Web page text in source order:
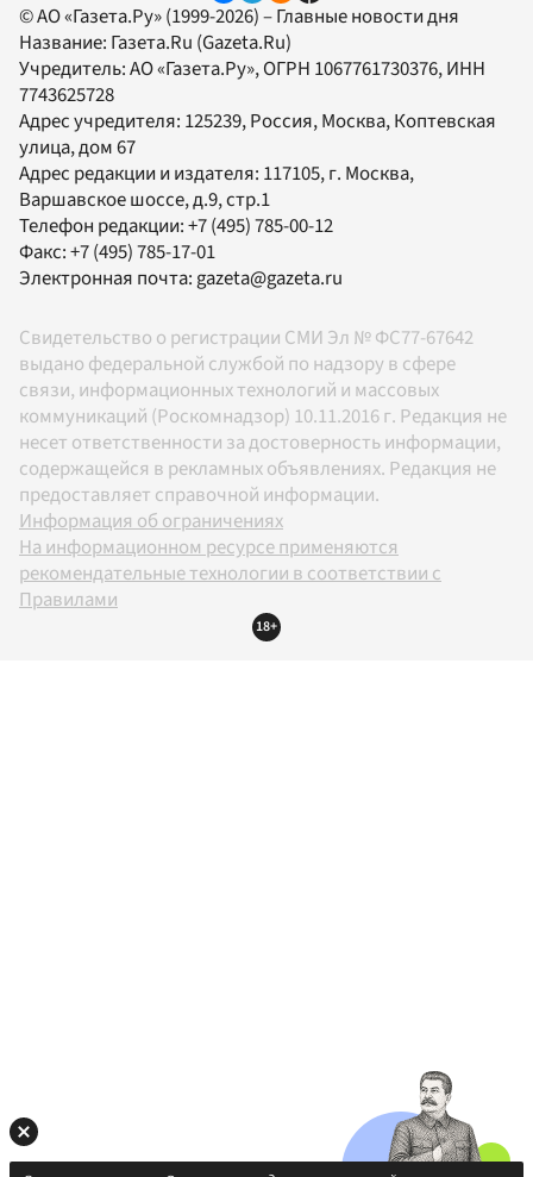
© АО «Газета.Ру» (1999-2026) – Главные новости дня
Название: Газета.Ru (Gazeta.Ru)
Учредитель:АО «Газета.Ру», ОГРН 1067761730376, ИНН
7743625728
Адрес учредителя: 125239, Россия, Москва, Коптевская
улица, дом 67
Адрес редакции и издателя: 117105, г. Москва,
Варшавское шоссе, д.9, стр.1
Телефон редакции:+7 (495) 785-00-12
Факс:+7 (495) 785-17-01
Электронная почта: gazeta@gazeta.ru
Свидетельство о регистрации СМИ Эл № ФС77-67642
выдано федеральной службой по надзору в сфере
связи, информационных технологий и массовых
коммуникаций (Роскомнадзор) 10.11.2016 г. Редакция не
несет ответственности за достоверность информации,
содержащейся в рекламных объявлениях. Редакция не
предоставляет справочной информации.
Информация об ограничениях
На информационном ресурсе применяются
рекомендательные технологии в соответствии с
Правилами
18+